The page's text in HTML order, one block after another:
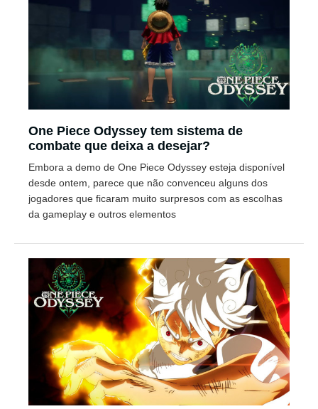
One Piece Odyssey tem sistema de
combate que deixa a desejar?
Embora a demo de One Piece Odyssey esteja disponível
desde ontem, parece que não convenceu alguns dos
jogadores que ficaram muito surpresos com as escolhas
da gameplay e outros elementos